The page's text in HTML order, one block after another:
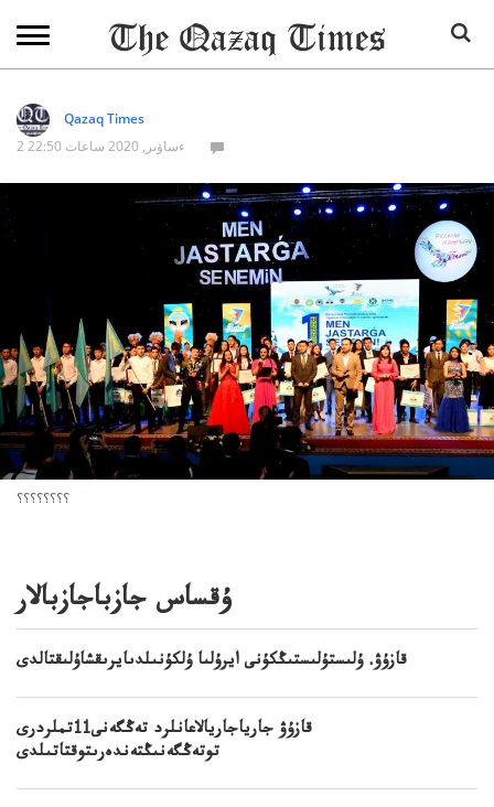
Qazaq Times
2 ءساۋىر, 2020 ساعات 22:50
؟؟؟؟؟؟؟؟
ۇقساس جازباجازبالار
قازۇۋ. ۇلىستۇلىستىڭكۇنى ايرۇلىا ۇلكۇنىلدىايرىقشاۇلىقتالدى
قازۇۋ جارياجاريالاعانلرد تەڭگەنى11تملردرى
توتەڭگەنىڭتەندەرىتوقتاتىلدى